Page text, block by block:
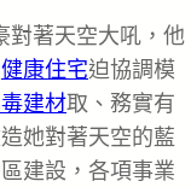
對著天空大吼，他
健康住宅迫協調模
建材取、務實有
她對著天空的藍
建設，各項事業